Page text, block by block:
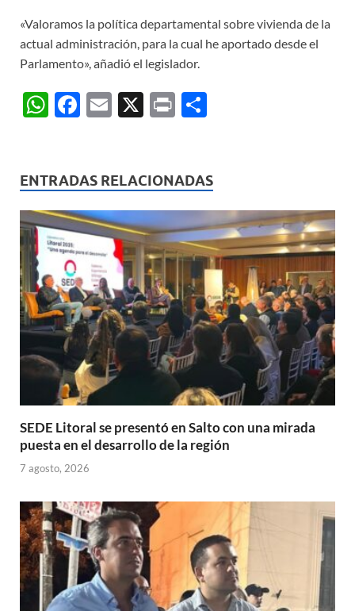
«Valoramos la política departamental sobre vivienda de la
actual administración, para la cual he aportado desde el
Parlamento», añadió el legislador.
W
s
A
p
p
F
b
o
o
k
E
X
P
p
ar
ti
r
ENTRADAS RELACIONADAS
SEDE Litoral se presentó en Salto con una mirada
puesta en el desarrollo de la región
7 agosto, 2026